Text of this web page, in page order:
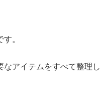
。
アイテムをすべて整理し